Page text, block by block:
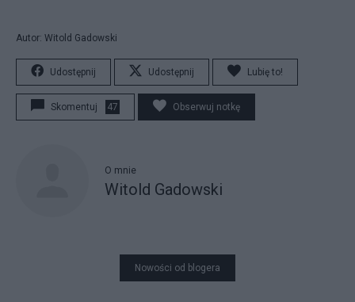
Autor: Witold Gadowski
Udostępnij Udostępnij Lubię to!
Skomentuj 47 Obserwuj notkę
O mnie
Witold Gadowski
Nowości od blogera